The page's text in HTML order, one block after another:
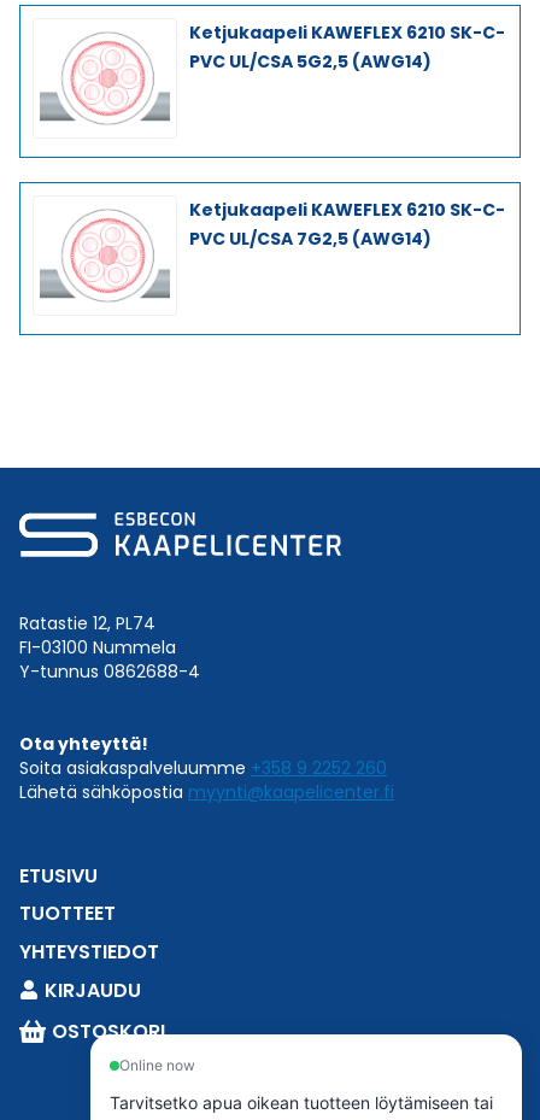
Ketjukaapeli KAWEFLEX 6210 SK-C-
PVC UL/CSA 5G2,5 (AWG14)
Ketjukaapeli KAWEFLEX 6210 SK-C-
PVC UL/CSA 7G2,5 (AWG14)
Ratastie 12, PL74
FI-03100 Nummela
Y-tunnus 0862688-4
Ota yhteyttä!
Soita asiakaspalveluumme +358 9 2252 260
Lähetä sähköpostia myynti@kaapelicenter.fi
ETUSIVU
TUOTTEET
YHTEYSTIEDOT
KIRJAUDU
OSTOSKORI
Online now
Tarvitsetko apua oikean tuotteen löytämiseen tai